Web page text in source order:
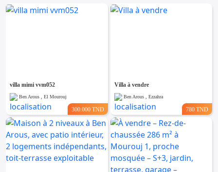
villa mimi vvm052
Ben Arous , El Mourouj
300.000 TND
Villa à vendre
Ben Arous , Ezzahra
780 TND